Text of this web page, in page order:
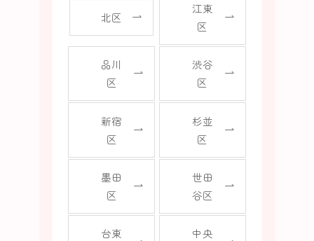
北区
江東
区
品川
区
渋谷
区
新宿
区
杉並
区
墨田
区
世田
谷区
台東
中央